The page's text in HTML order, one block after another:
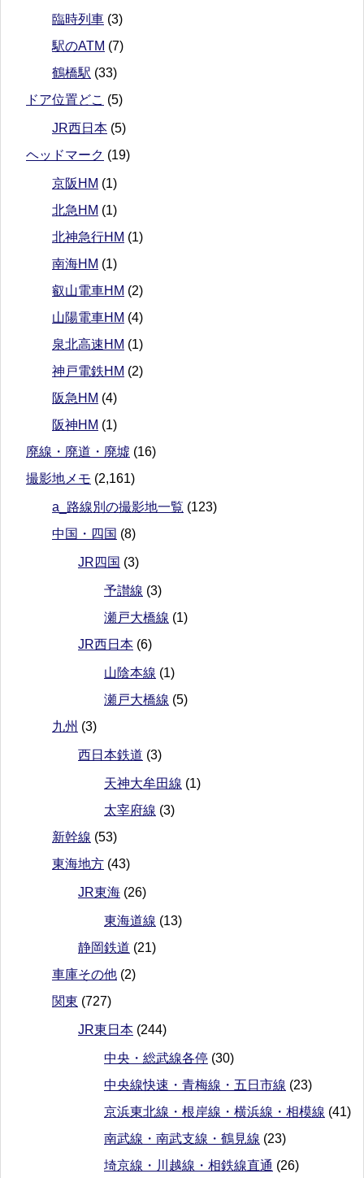
臨時列車 (3)
駅のATM (7)
鶴橋駅 (33)
ドア位置どこ (5)
JR西日本 (5)
ヘッドマーク (19)
京阪HM (1)
北急HM (1)
北神急行HM (1)
南海HM (1)
叡山電車HM (2)
山陽電車HM (4)
泉北高速HM (1)
神戸電鉄HM (2)
阪急HM (4)
阪神HM (1)
廃線・廃道・廃墟 (16)
撮影地メモ (2,161)
a_路線別の撮影地一覧 (123)
中国・四国 (8)
JR四国 (3)
予讃線 (3)
瀬戸大橋線 (1)
JR西日本 (6)
山陰本線 (1)
瀬戸大橋線 (5)
九州 (3)
西日本鉄道 (3)
天神大牟田線 (1)
太宰府線 (3)
新幹線 (53)
東海地方 (43)
JR東海 (26)
東海道線 (13)
静岡鉄道 (21)
車庫その他 (2)
関東 (727)
JR東日本 (244)
中央・総武線各停 (30)
中央線快速・青梅線・五日市線 (23)
京浜東北線・根岸線・横浜線・相模線 (41)
南武線・南武支線・鶴見線 (23)
埼京線・川越線・相鉄線直通 (26)